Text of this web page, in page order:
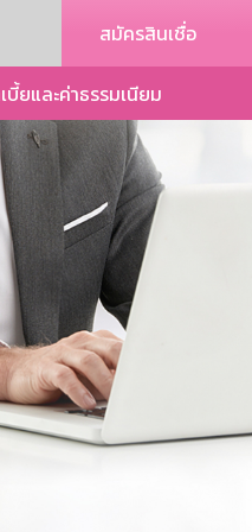
สมัครสินเชื่อ
บี้ยและค่าธรรมเนียม